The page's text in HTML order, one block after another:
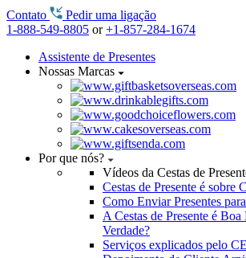
Contato
Pedir uma ligação
1-888-549-8805 or+1-857-284-1674
Assistente de Presentes
Nossas Marcas
Por que nós?
Vídeos da Cestas de
Cestas de Presente é sobre
Como Enviar Presentes
A Cestas de Presente é Boa
Verdade?
Serviços explicados pelo